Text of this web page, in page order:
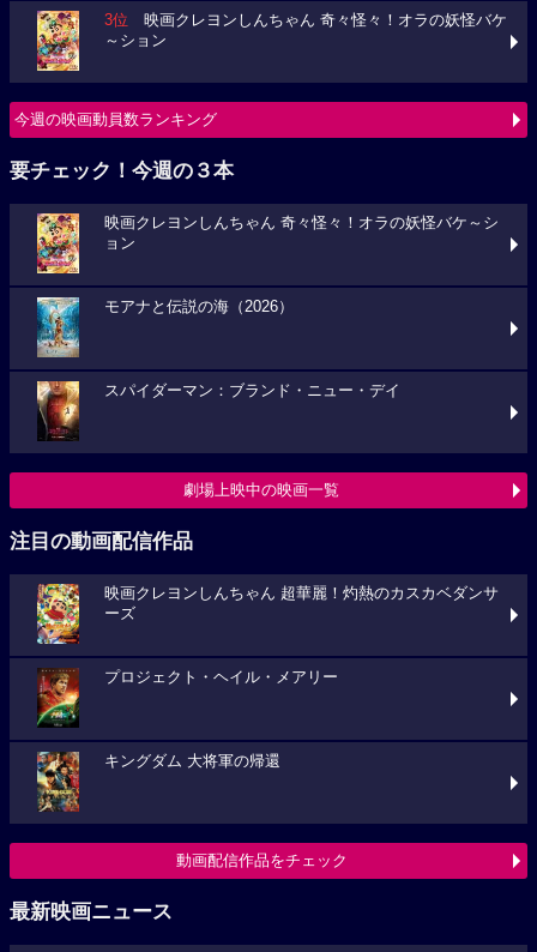
3位 映画クレヨンしんちゃん 奇々怪々！オラの妖怪バケ
～ション
今週の映画動員数ランキング
要チェック！今週の３本
映画クレヨンしんちゃん 奇々怪々！オラの妖怪バケ～シ
ョン
モアナと伝説の海（2026）
スパイダーマン：ブランド・ニュー・デイ
劇場上映中の映画一覧
注目の動画配信作品
映画クレヨンしんちゃん 超華麗！灼熱のカスカベダンサ
ーズ
プロジェクト・ヘイル・メアリー
キングダム 大将軍の帰還
動画配信作品をチェック
最新映画ニュース